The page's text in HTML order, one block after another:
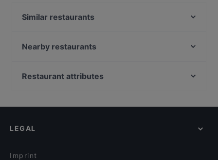
Similar restaurants
Arcadia
Duomo Bistrot "Le Vie Del Sale"
Nearby restaurants
Pizzeria Vincenzo Capuano Torino
Porto di Savona
Restaurant attributes
Restaurants For Business Lunch in Turin
LEGAL
Imprint